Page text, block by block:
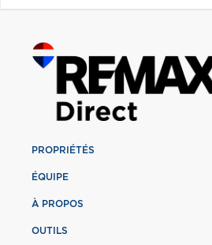
PROPRIÉTÉS
ÉQUIPE
À PROPOS
OUTILS